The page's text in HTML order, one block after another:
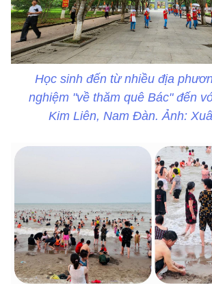
Học sinh đến từ nhiều địa
nghiệm "về thăm quê Bác" đến
Kim Liên, Nam Đàn. Ảnh: